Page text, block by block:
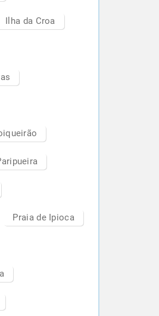
Ilha da Croa
Praia de Ipioca